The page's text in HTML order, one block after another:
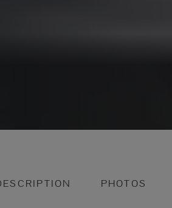
PHOTOS